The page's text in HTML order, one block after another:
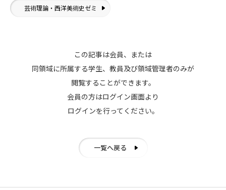
芸術理論・西洋美術史ゼミ
この記事は会員、または
同領域に所属する学生、教員及び領域管理者のみが
閲覧することができます。
会員の方はログイン画面より
ログインを行ってください。
一覧へ戻る